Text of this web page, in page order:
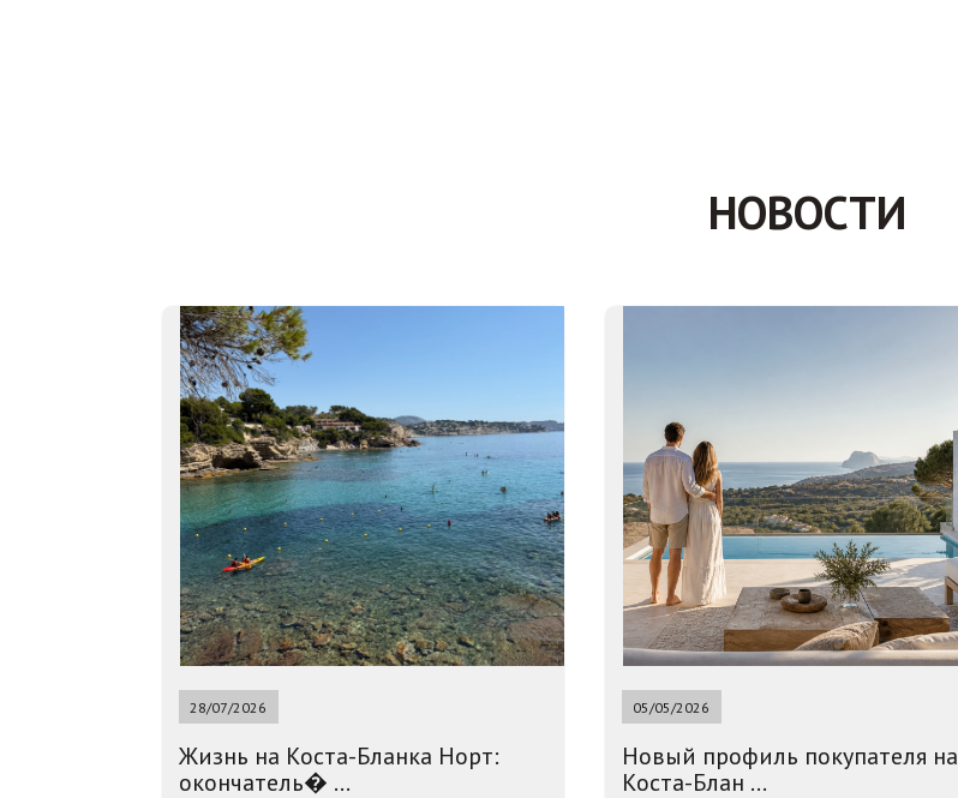
НОВОСТИ
28/07/2026
Жизнь на Коста-Бланка Норт:
окончатель� ...
05/05/2026
Новый профиль покупателя на
Коста-Блан ...